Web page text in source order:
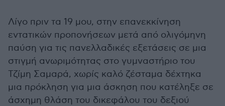
Λίγο πριν τα 19 μου, στην επανεκκίνηση
εντατικών προπονήσεων μετά από ολιγόμηνη
παύση για τις πανελλαδικές εξετάσεις σε μια
στιγμή ανωριμότητας στο γυμναστήριο του
Τζίμη Σαμαρά, χωρίς καλό ζέσταμα δέχτηκα
μια πρόκληση για μια άσκηση που κατέληξε σε
άσχημη θλάση του δικεφάλου του δεξιού